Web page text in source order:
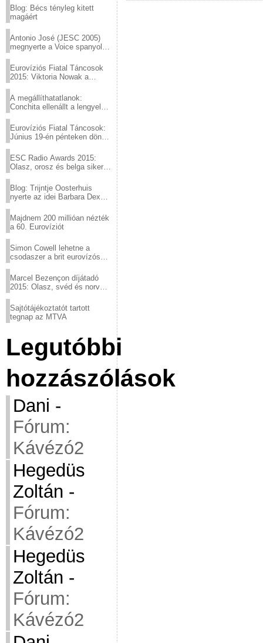
Blog: Bécs tényleg kitett
magáért
Antonio José (JESC 2005)
megnyerte a Voice spanyol
Eurovíziós Fiatal Táncosok
2015: Viktoria Nowak a
A megállíthatatlanok:
Conchita ellenállt a lengyel
Eurovíziós Fiatal Táncosok:
Június 19-én pénteken döntő
ESC Radio Awards 2015:
Olasz, orosz és belga siker,
Blog: Trijntje Oosterhuis
nyerte az idei Barbara Dex
Majdnem 200 millióan nézték
a 60. Eurovíziót
Simon Cowell lehetne a
csodaszer a brit eurovízós
Marcel Bezençon díjátadó
2015: Olasz, svéd és norvég
Sajtótájékoztatót tartott
tegnap az MTVA
Legutóbbi
hozzászólások
Dani -
Fórum:
Kávézó2
Hegedüs
Zoltán -
Fórum:
Kávézó2
Hegedüs
Zoltán -
Fórum:
Kávézó2